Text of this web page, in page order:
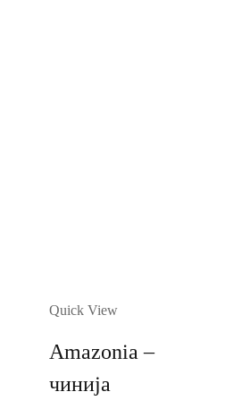
Quick View
Amazonia –
чинија